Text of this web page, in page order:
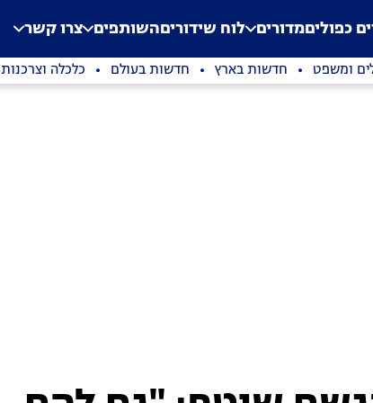
Application error: a
. כפוליםמדורים לוח שידוריםהשותפים צרו קשר
ומשפט חדשות בארץ חדשות בעולם כלכלה וצרכנות